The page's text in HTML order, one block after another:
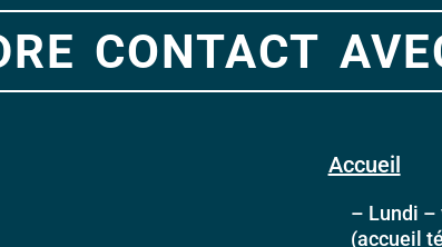
contact
Accueil
– Lundi –
(accueil